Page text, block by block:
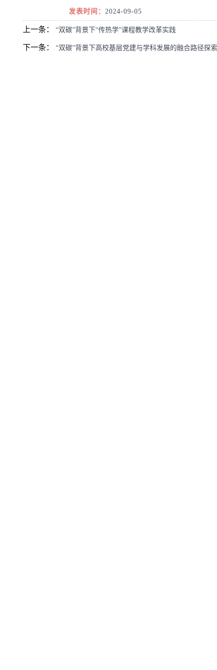
发表时间： 2024-09-05
上一条： “双碳”背景下“传热学”课程教学改革实践
下一条： “双碳”背景下高校基层党建与学科发展的融合路径探索